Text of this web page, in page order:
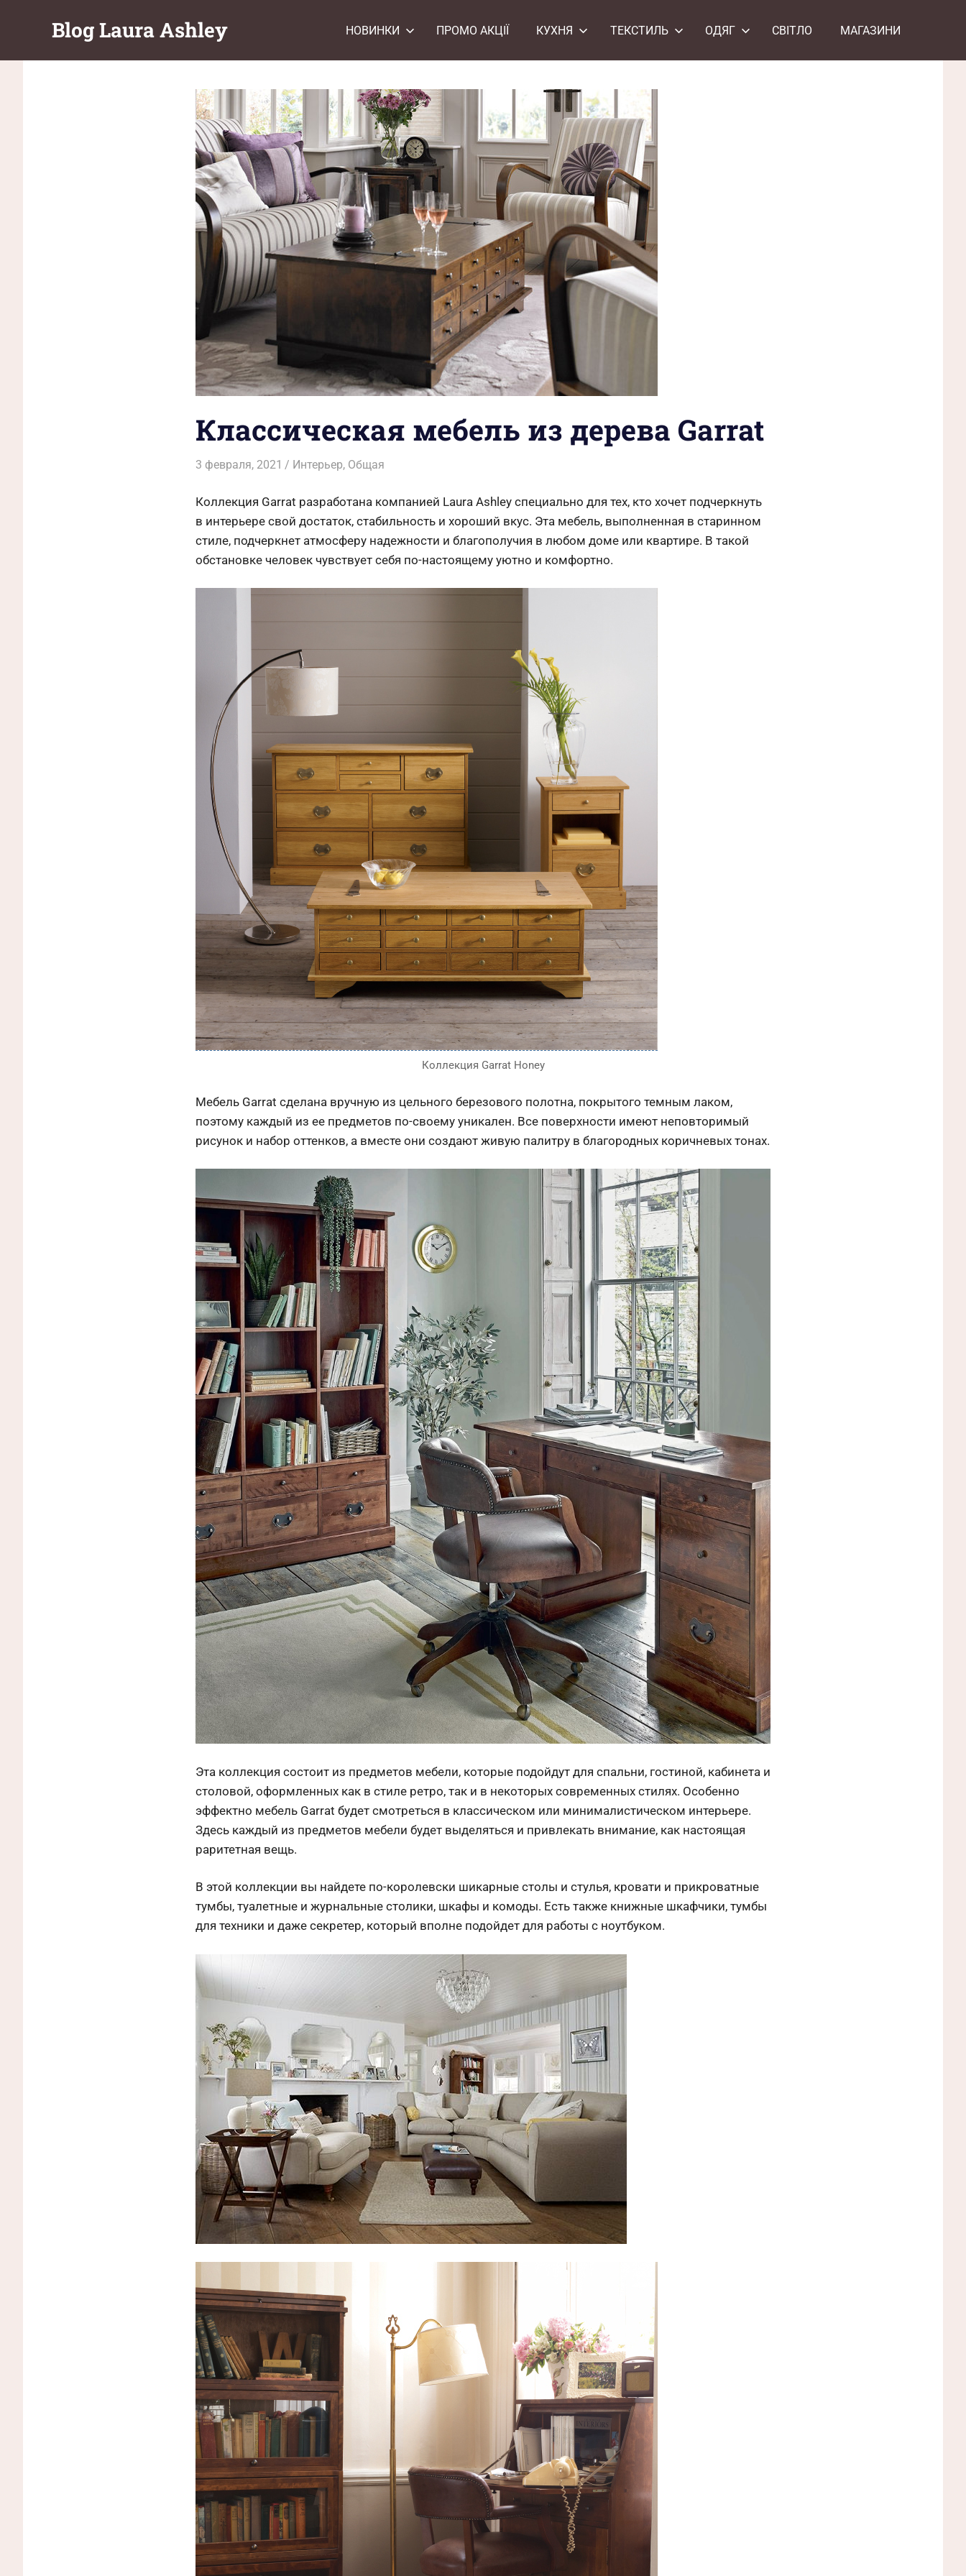
Blog Laura Ashley НОВИНКИ ПРОМО АКЦІЇ КУХНЯ ТЕКСТИЛЬ ОДЯГ СВІТЛО МАГАЗИНИ
Классическая мебель из дерева Garrat
3 февраля, 2021 Malina
Интерьер, Общая
Коллекция Garrat разработана компанией Laura Ashley специально для тех, кто хочет подчеркнуть
в интерьере свой достаток, стабильность и хороший вкус. Эта мебель, выполненная в старинном
стиле, подчеркнет атмосферу надежности и благополучия в любом доме или квартире. В такой
обстановке человек чувствует себя по-настоящему уютно и комфортно.
Коллекция Garrat Honey
Мебель Garrat сделана вручную из цельного березового полотна, покрытого темным лаком,
поэтому каждый из ее предметов по-своему уникален. Все поверхности имеют неповторимый
рисунок и набор оттенков, а вместе они создают живую палитру в благородных коричневых тонах.
Эта коллекция состоит из предметов мебели, которые подойдут для спальни, гостиной, кабинета и
столовой, оформленных как в стиле ретро, так и в некоторых современных стилях. Особенно
эффектно мебель Garrat будет смотреться в классическом или минималистическом интерьере.
Здесь каждый из предметов мебели будет выделяться и привлекать внимание, как настоящая
раритетная вещь.
В этой коллекции вы найдете по-королевски шикарные столы и стулья, кровати и прикроватные
тумбы, туалетные и журнальные столики, шкафы и комоды. Есть также книжные шкафчики, тумбы
для техники и даже секретер, который вполне подойдет для работы с ноутбуком.